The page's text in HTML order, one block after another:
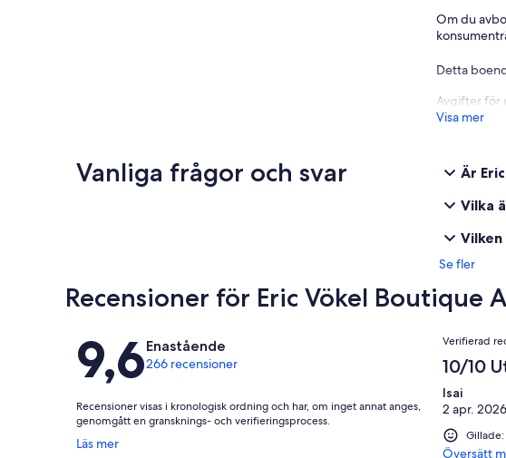
Om du
Detta
Avgifter för
Visa mer
Vanliga frågor och svar
Är
Vilka
Se fler
Recensioner för Eric Vökel Boutique
Recensioner
9,6Enastående
266 recensioner
Recensioner visas i kronologisk ordning och har, om inget annat anges,
genomgått en gransknings- och verifieringsprocess.
Läs mer
Öppnas
Verifierad
10/10
Isai
2 apr. 2026
Översätt